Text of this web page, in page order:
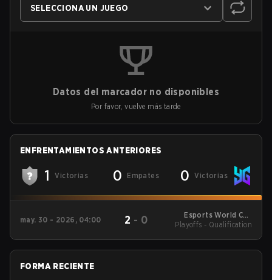
SELECCIONA UN JUEGO
Datos del marcador no disponibles
Por favor, vuelve más tarde
ENFRENTAMIENTOS ANTERIORES
1 Victorias 0 Empates 0 Victorias
may. 30 - 2026, 04:00 2 - 0
Esports World Cup
Southeast Asia Open
Playoffs - Qualification
FORMA RECIENTE